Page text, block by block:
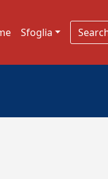
Sfoglia